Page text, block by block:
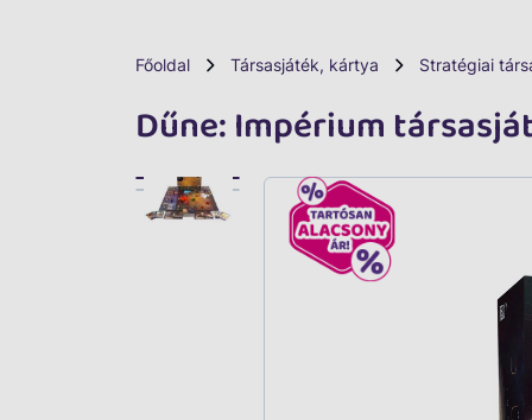
LEGO
Kreatív, fejlesztő
Baba, babakocsi
Bébijáték, kellék
Főoldal Társasjáték, kártya Stratégiai
Dűne: Impérium